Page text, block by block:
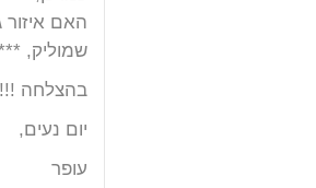
האם איזור
שמוליק,
בהצלחה !!!
יום נעים,
עופר